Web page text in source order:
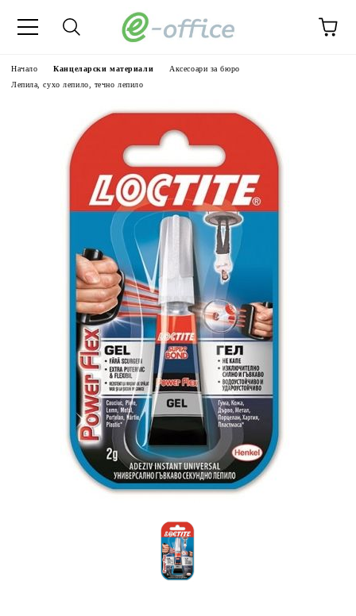
Начало Канцеларски материали
Аксесоари за бюро
Лепила, сухо лепило, течно лепило